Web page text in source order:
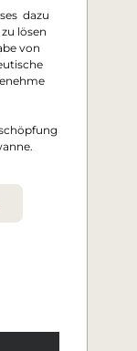
dazu
lösen
von